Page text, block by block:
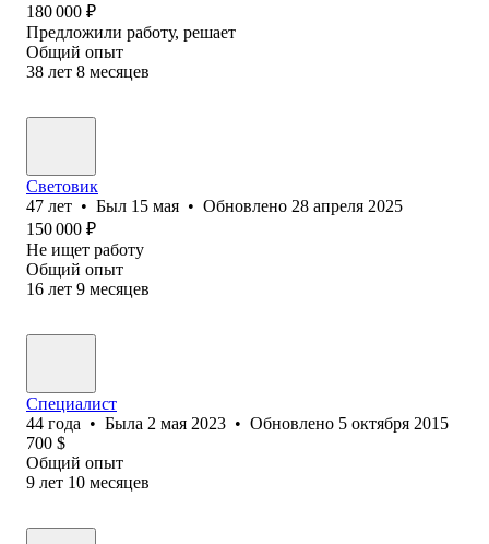
180 000 ₽
Предложили работу, решает
Общий опыт
38 лет 8 месяцев
Cветовик
47 лет • Был 15 мая • Обновлено 28 апреля 2025
150 000 ₽
Не ищет работу
Общий опыт
16 лет 9 месяцев
Специалист
44 года • Была 2 мая 2023 • Обновлено 5 октября 2015
700 $
Общий опыт
9 лет 10 месяцев